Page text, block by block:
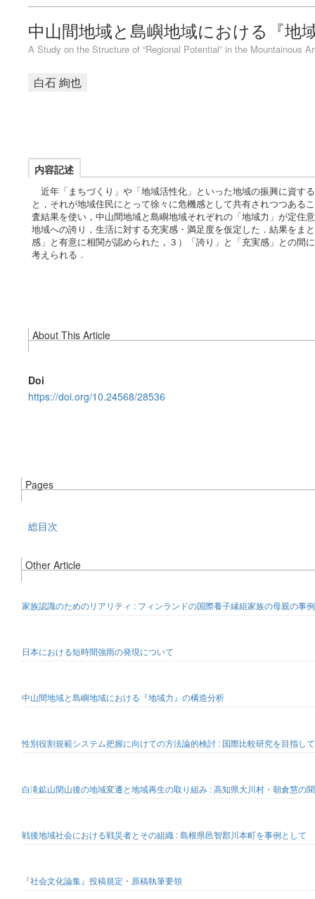
中山間地域と島嶼地域における『地
A Study on the Structure of “Regional Potential” in the Mountainous
白石 絢也
内容記述
近年「まちづくり」や「地域活性化」といった地域の振興に資す
と，それが地域住民にとって徐々に危機感として共有されつつあ
査結果を使い，中山間地域と島嶼地域それぞれの「地域力」が定住
地域への誇り，生活に対する充実感・満足度を仮定した．結果をま
感」と有意に相関が認められた，３）「誇り」と「充実感」との間
考えられる．
About This Article
Doi
https://doi.org/10.24568/28536
Pages
総目次
Other Article
家族認識のためのリアリティ : フィンランドの国際養子縁組家族の母親の事
日本における短時間強雨の発現について
中山間地域と島嶼地域における『地域力』の構造分析
性別役割規範システム把握に向けての方法論的検討 : 国際比較研究を目指して
白滝鉱山閉山後の地域変遷と地域再生の取り組み : 高知県大川村・朝倉慧の
戦後地域社会における戦災者とその組織 : 島根県邑智郡川本町を事例として
『社会文化論集』投稿規定・原稿執筆要領